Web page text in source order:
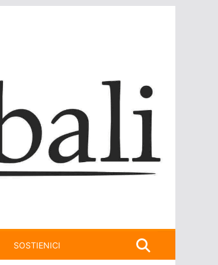
SOSTIENICI